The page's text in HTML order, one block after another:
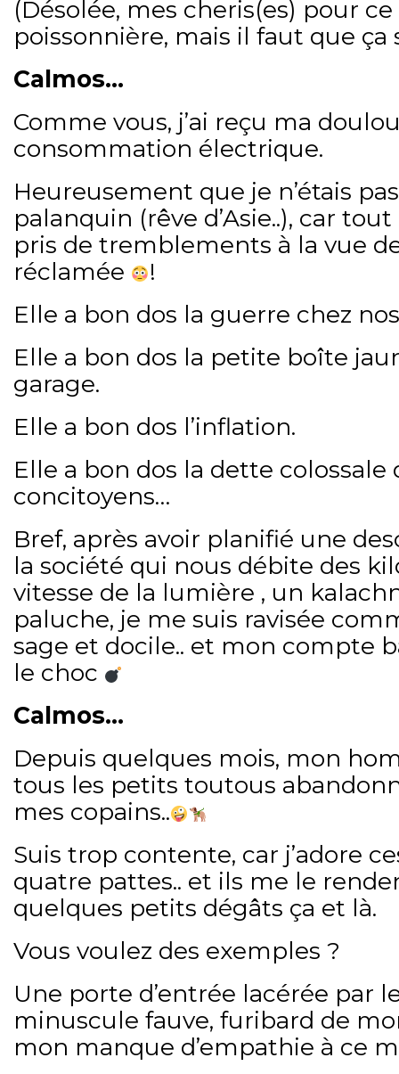
(Désolée, mes cheris(es) pour
poissonnière, mais il faut que
Calmos…
Comme vous, j’ai reçu ma
consommation électrique.
Heureusement que je n’étais
palanquin (rêve d’Asie..), car
pris de tremblements à la vue
réclamée
!
Elle a bon dos la guerre chez
Elle a bon dos la petite boîte
garage.
Elle a bon dos l’inflation.
Elle a bon dos la dette colossale
concitoyens…
Bref, après avoir planifié une
la société qui nous débite des
vitesse de la lumière , un
paluche, je me suis ravisée
sage et docile.. et mon compte
le choc
Calmos…
Depuis quelques mois, mon
tous les petits toutous
mes copains..
Suis trop contente, car j’adore
quatre pattes.. et ils me le
quelques petits dégâts ça et là.
Vous voulez des exemples ?
Une porte d’entrée lacérée par
minuscule fauve, furibard de
mon manque d’empathie à ce